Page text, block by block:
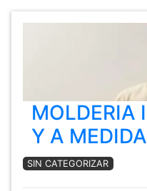
MOLDERIA
Y A
SIN CATEGORIZAR